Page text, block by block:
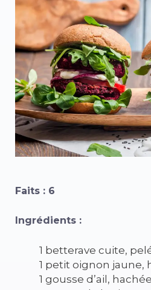
Faits : 6
Ingrédients :
1 betterave cuite,
1 petit oignon jaune,
1 gousse d’ail, hachée